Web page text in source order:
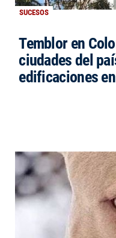
SUCESOS
Temblor en
ciudades del
edificaciones